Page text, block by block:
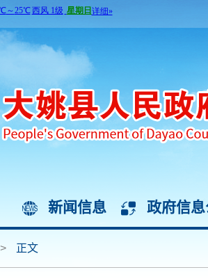
新闻信息 政府信
正文